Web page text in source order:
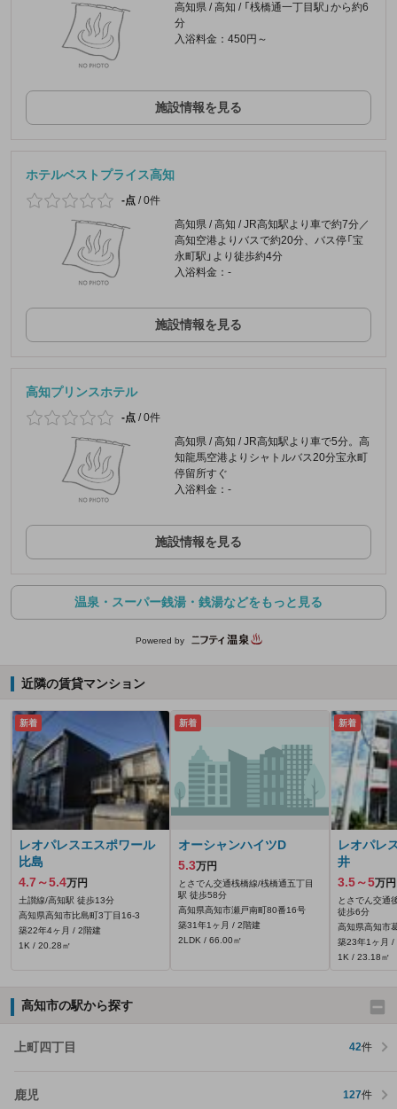
高知県 / 高知 / 「桟橋通一丁目駅」から約6
分
入浴料金：450円～
施設情報を見る
ホテルベストプライス高知
-点 /0件
高知県 / 高知 / JR高知駅より車で約7分／
高知空港よりバスで約20分、バス停「宝
永町駅」より徒歩約4分
入浴料金：-
施設情報を見る
高知プリンスホテル
-点 /0件
高知県 / 高知 / JR高知駅より車で5分。高
知龍馬空港よりシャトルバス20分宝永町
停留所すぐ
入浴料金：-
施設情報を見る
温泉・スーパー銭湯・銭湯などをもっと見る
Powered by
近隣の賃貸マンション
新着
レオパレスエスポワール
比島
4.7～5.4万円
土讃線/高知駅 徒歩13分
高知県高知市比島町3丁目16-3
築22年4ヶ月 / 2階建
1K / 20.28㎡
新着
オーシャンハイツD
5.3万円
とさでん交通桟橋線/桟橋通五丁目
駅 徒歩58分
高知県高知市瀬戸南町80番16号
築31年1ヶ月 / 2階建
2LDK / 66.00㎡
新着
レオパレ
井
3.5～5万円
とさでん交通
徒歩6分
高知県高知市
築23年1ヶ月 /
1K / 23.18㎡
高知市の駅から探す
上町四丁目 42件
鹿児 127件